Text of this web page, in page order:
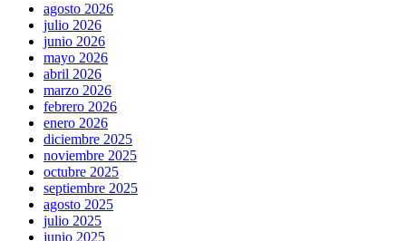
agosto 2026
julio 2026
junio 2026
mayo 2026
abril 2026
marzo 2026
febrero 2026
enero 2026
diciembre 2025
noviembre 2025
octubre 2025
septiembre 2025
agosto 2025
julio 2025
junio 2025